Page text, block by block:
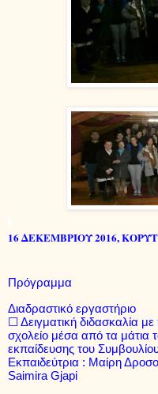
16 ΔΕΚΕΜΒΡΙΟΥ 2016,
Πρόγραμμα
Διαδραστικό εργαστήριο
☐ Δειγματική διδασκαλία με
σχολείο μέσα από τα μάτια
εκπαίδευσης του
Εκπαιδεύτρια : Μαίρη
Saimira Gjapi